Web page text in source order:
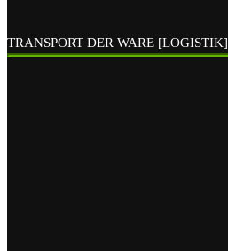
TRANSPORT DER WARE [LOGISTIK]